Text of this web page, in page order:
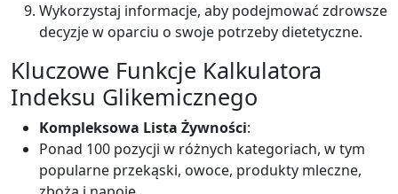
Wykorzystaj informacje, aby podejmować zdrowsze
decyzje w oparciu o swoje potrzeby dietetyczne.
Kluczowe Funkcje Kalkulatora
Indeksu Glikemicznego
Kompleksowa Lista Żywności:
Ponad 100 pozycji w różnych kategoriach, w tym
popularne przekąski, owoce, produkty mleczne,